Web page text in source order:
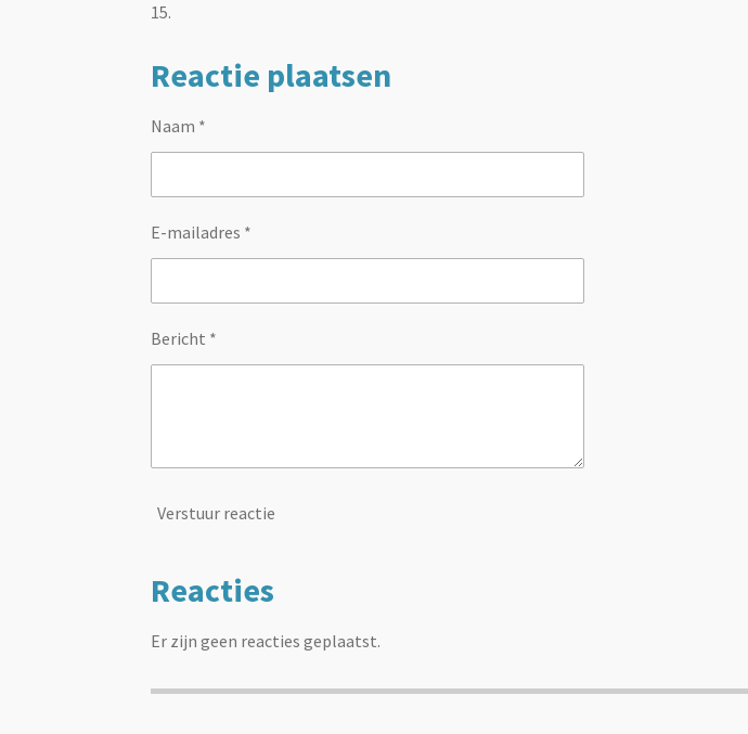
15.
Reactie plaatsen
Naam *
E-mailadres *
Bericht *
Verstuur reactie
Reacties
Er zijn geen reacties geplaatst.